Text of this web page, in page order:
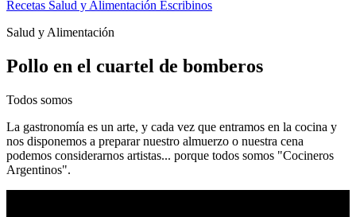
Recetas Salud y Alimentación Escribinos
Salud y Alimentación
Pollo en el cuartel de bomberos
Todos somos
La gastronomía es un arte, y cada vez que entramos en la cocina y
nos disponemos a preparar nuestro almuerzo o nuestra cena
podemos considerarnos artistas... porque todos somos "Cocineros
Argentinos".